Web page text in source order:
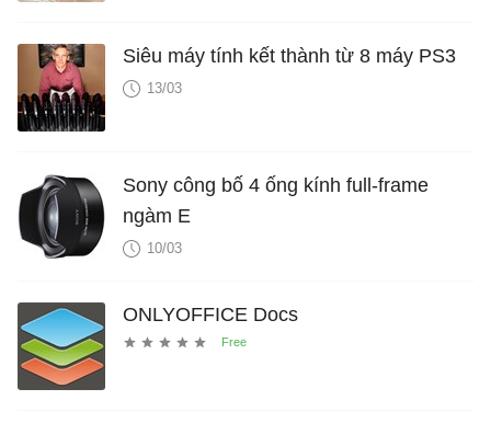
Siêu máy tính kết thành từ 8 máy PS3
13/03
Sony công bố 4 ống kính full-frame
ngàm E
10/03
ONLYOFFICE Docs